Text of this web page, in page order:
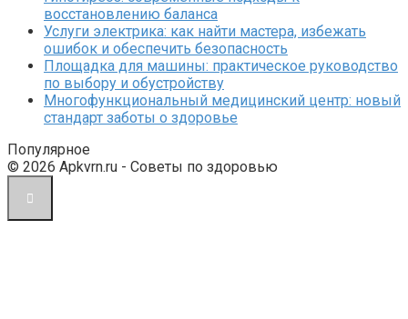
восстановлению баланса
Услуги электрика: как найти мастера, избежать
ошибок и обеспечить безопасность
Площадка для машины: практическое руководство
по выбору и обустройству
Многофункциональный медицинский центр: новый
стандарт заботы о здоровье
Популярное
© 2026 Apkvrn.ru - Советы по здоровью